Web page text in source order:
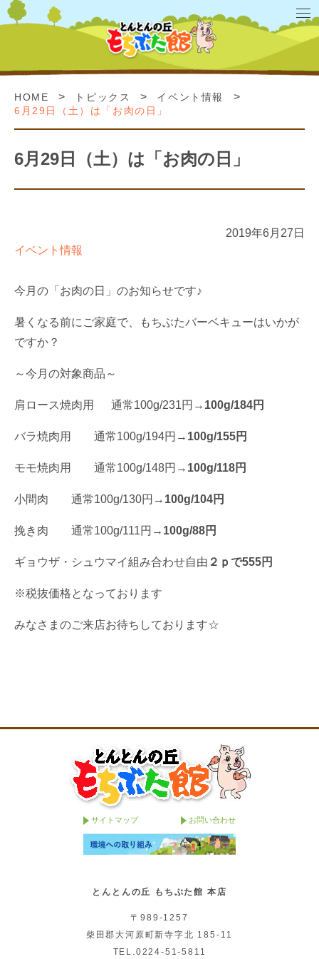
HOME > トピックス > イベント情報 >
6月29日（土）は「お肉の日」
6月29日（土）は「お肉の日」
2019年6月27日
イベント情報
今月の「お肉の日」のお知らせです♪
暑くなる前にご家庭で、もちぶたバーベキューはいかが
ですか？
～今月の対象商品～
肩ロース焼肉用 通常100g/231円→ 100g/184円
バラ焼肉用 通常100g/194円→ 100g/155円
モモ焼肉用 通常100g/148円→ 100g/118円
小間肉 通常100g/130円→ 100g/104円
挽き肉 通常100g/111円→ 100g/88円
ギョウザ・シュウマイ組み合わせ自由 ２ｐで555円
※税抜価格となっております
みなさまのご来店お待ちしております☆
サイトマップ お問い合わせ
とんとんの丘 もちぶた館 本店
〒989-1257
柴田郡大河原町新寺字北 185-11
TEL.0224-51-5811